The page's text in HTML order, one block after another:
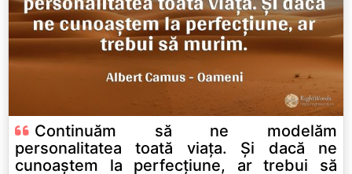
Continuăm să ne modelăm
personalitatea toată viața. Și dacă ne
cunoaștem la perfecțiune, ar trebui să